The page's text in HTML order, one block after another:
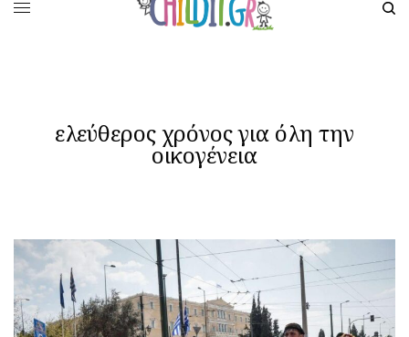
ελεύθερος χρόνος για όλη την
οικογένεια